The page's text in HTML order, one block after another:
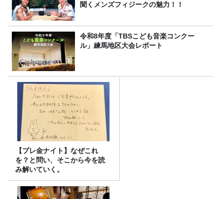
聞くメンズフィジークの魅力！！
令和8年度「TBSこども音楽コンクー
ル」練馬地区大会レポート
【プレ金ナイト】なぜこれ
を？と問い、そこから今を読
み解いていく。